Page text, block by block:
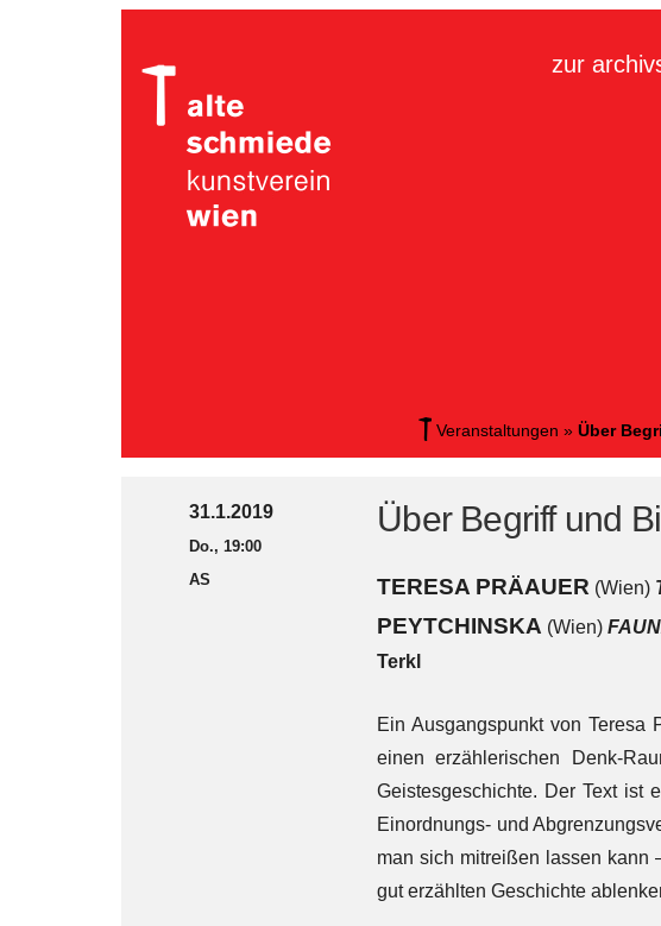
zur
Veranstaltungen » Über
31.1.2019
Do., 19:00
AS
Über Begriff und
TERESA PRÄAUER (Wien)
PEYTCHINSKA (Wien)
Terkl
Ein Ausgangspunkt von Teresa
einen erzählerischen Denk-
Geistesgeschichte. Der Text ist
Einordnungs- und
man sich mitreißen lassen kann
gut erzählten Geschichte